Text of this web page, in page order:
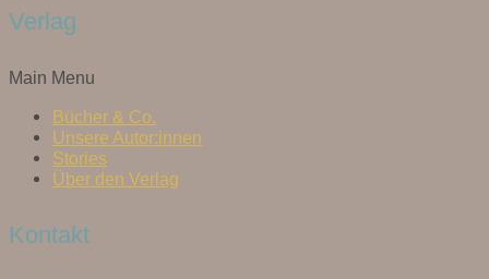
Verlag
Main Menu
Bücher & Co.
Unsere Autor:innen
Stories
Über den Verlag
Kontakt